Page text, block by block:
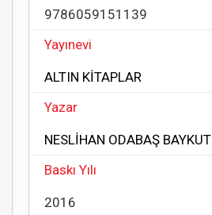
9786059151139
Yayınevi
ALTIN KİTAPLAR
Yazar
NESLİHAN ODABAŞ BAYKUT
Baskı Yılı
2016